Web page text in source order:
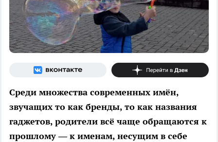
Среди множества современных имён,
звучащих то как бренды, то как названия
гаджетов, родители всё чаще обращаются к
прошлому — к именам, несущим в себе